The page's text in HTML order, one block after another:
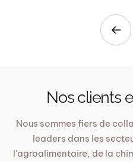
Nos clients
Nous sommes fiers de
leaders dans les
l'agroalimentaire, de la